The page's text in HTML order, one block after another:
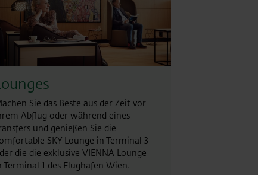
Sie das Beste aus der Zeit vor
Abflug oder während eines
und genießen Sie die
SKY Lounge in Terminal 3
die die exklusive VIENNA Lounge
Terminal 1 des Flughafen Wien.